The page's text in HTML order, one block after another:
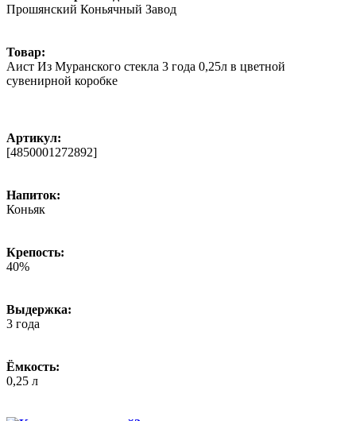
Прошянский Коньячный Завод
Товар:
Аист Из Муранского стекла 3 года 0,25л в цветной
сувенирной коробке
Артикул:
[4850001272892]
Напиток:
Коньяк
Крепость:
40%
Выдержка:
3 года
Ёмкость:
0,25 л